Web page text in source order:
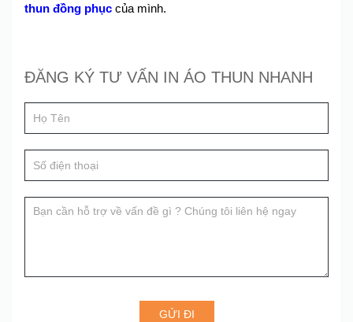
thun đồng phục của mình.
Đăng
tư
If
are
human,
leave
this
blank.
ĐĂNG KÝ TƯ VẤN IN ÁO THUN NHANH
GỬI ĐI